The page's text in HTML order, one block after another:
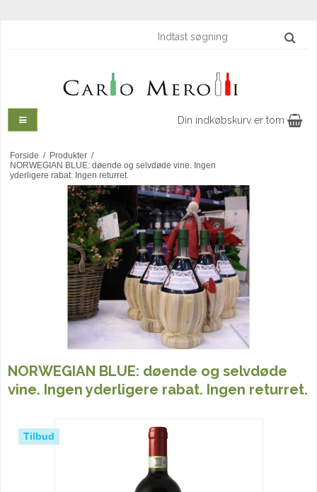
Din indkøbskurv er tom
Forside / Produkter /
NORWEGIAN BLUE: døende og selvdøde vine. Ingen
yderligere rabat. Ingen returret.
NORWEGIAN BLUE: døende og selvdøde
vine. Ingen yderligere rabat. Ingen returret.
Tilbud